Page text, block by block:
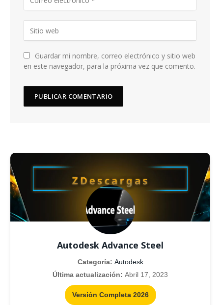
Guardar mi nombre, correo electrónico y sitio web
en este navegador, para la próxima vez que comento.
Autodesk Advance Steel
Categoría: Autodesk
Última actualización: Abril 17, 2023
Versión Completa 2026